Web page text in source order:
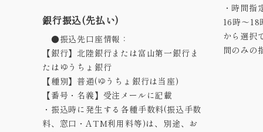
銀行振込(先払い)
●振込先口座情報：
【銀行】北陸銀行または富山第一銀行ま
たはゆうちょ銀行
【種別】普通(ゆうちょ銀行は当座)
【番号・名義】受注メールに記載
・振込時に発生する各種手数料(振込手数
料、窓口・ATM利用料等)は、別途、お
・時間指
16時～18
から選択
間のみの